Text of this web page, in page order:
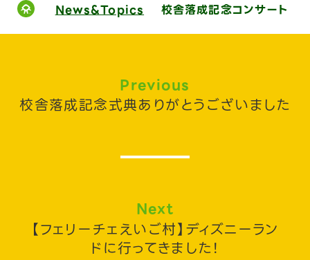
News&Topics 校舎落成記念コンサート
Previous
校舎落成記念式典ありがとうございました
Next
【フェリーチェえいご村】ディズニーラン
ドに行ってきました！